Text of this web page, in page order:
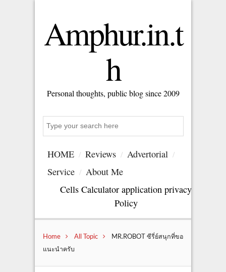
Amphur.in.t
h
Personal thoughts, public blog since 2009
e
HOME Reviews
Advertorial
Service
About Me
Cells Calculator application privacy
Policy
Home All Topic MR.ROBOT ซีรี่ย์สนุกที่ขอ
แนะนำครับ